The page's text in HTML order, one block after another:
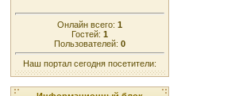
Онлайн всего: 1
Гостей: 1
Пользователей: 0
Наш портал сегодня посетители: